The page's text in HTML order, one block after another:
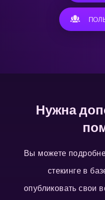
Нужна
Вы можете
стекинге в
опубликовать свои